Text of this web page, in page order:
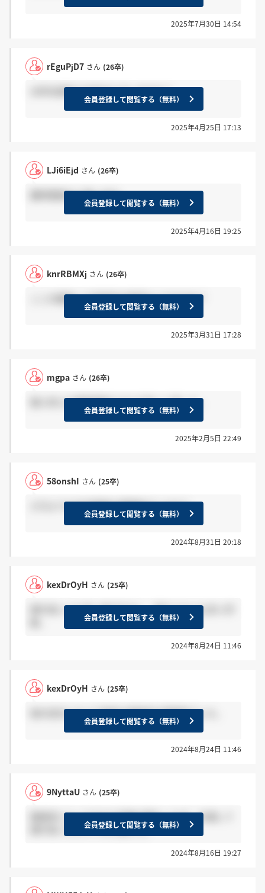
2025年7月30日 14:54
rEguPjD7 さん (26卒)
26卒本選考で内定出た方いますか？
会員登録して閲覧する（無料）
2025年4月25日 17:13
LJi6iEjd さん (26卒)
最終面接かと思います。
会員登録して閲覧する（無料）
2025年4月16日 19:25
knrRBMXj さん (26卒)
ここの面接って何回目が鬼門なんですかね？
会員登録して閲覧する（無料）
2025年3月31日 17:28
mgpa さん (26卒)
個人的には頭脳明晰なかたが多いと思った。
会員登録して閲覧する（無料）
2025年2月5日 22:49
58onshI さん (25卒)
どのような点が独特な雰囲気でしたか？
会員登録して閲覧する（無料）
2024年8月31日 20:18
kexDrOyH さん (25卒)
頭が良い人も多い気がするし、固そうな人も多い印
会員登録して閲覧する（無料）
2024年8月24日 11:46
kexDrOyH さん (25卒)
他の会社と比べて独特な面接官の雰囲気でした。
会員登録して閲覧する（無料）
2024年8月24日 11:46
9NyttaU さん (25卒)
面接官によってかなり印象が異なったが、共通して
頭が良いんだろうなと感じた。
会員登録して閲覧する（無料）
2024年8月16日 19:27